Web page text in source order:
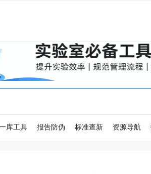
库工具 报告防伪 标准查新 资源导航